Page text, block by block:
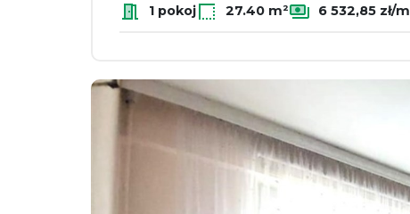
1 pokoj 27.40 m² 6 532,85 zł/m